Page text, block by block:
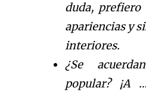
duda, prefiero
apariencias y
interiores.
¿Se
popular? ¡A